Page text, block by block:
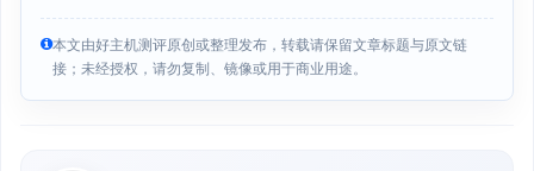
本文由好主机测评原创或整理发布，转载请保留文章标题与原文链
接；未经授权，请勿复制、镜像或用于商业用途。